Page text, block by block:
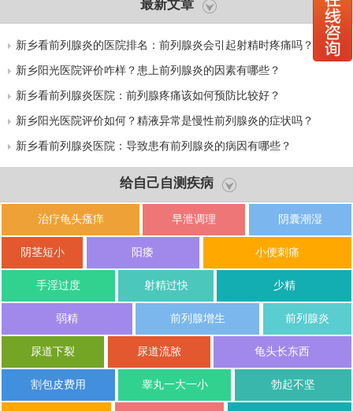
最新文章
新乡看前列腺炎的医院排名：前列腺炎会引起射精时疼痛吗？
新乡阳光医院评价咋样？患上前列腺炎的因素有哪些？
新乡看前列腺炎医院：前列腺疼痛该如何预防比较好？
新乡阳光医院评价如何？精液异常是慢性前列腺炎的症状吗？
新乡看前列腺炎医院：导致患有前列腺炎的病因有哪些？
给自己自测疾病
治疗龟头瘙痒 早泄调理 阴囊潮湿
阴茎短小 阳痿 小便刺痛
手淫过度 射精过快 少精
弱精 前列腺增生 前列腺炎
尿道下裂 尿道流脓 龟头长东西
割包皮费用 睾丸一大一小 勃起不坚